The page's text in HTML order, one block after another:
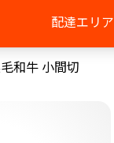
配達エリア
和牛 小間切